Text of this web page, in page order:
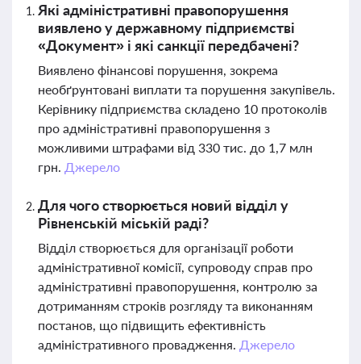
Які адміністративні правопорушення
виявлено у державному підприємстві
«Документ» і які санкції передбачені?
Виявлено фінансові порушення, зокрема
необґрунтовані виплати та порушення закупівель.
Керівнику підприємства складено 10 протоколів
про адміністративні правопорушення з
можливими штрафами від 330 тис. до 1,7 млн
грн. Джерело
Для чого створюється новий відділ у
Рівненській міській раді?
Відділ створюється для організації роботи
адміністративної комісії, супроводу справ про
адміністративні правопорушення, контролю за
дотриманням строків розгляду та виконанням
постанов, що підвищить ефективність
адміністративного провадження. Джерело